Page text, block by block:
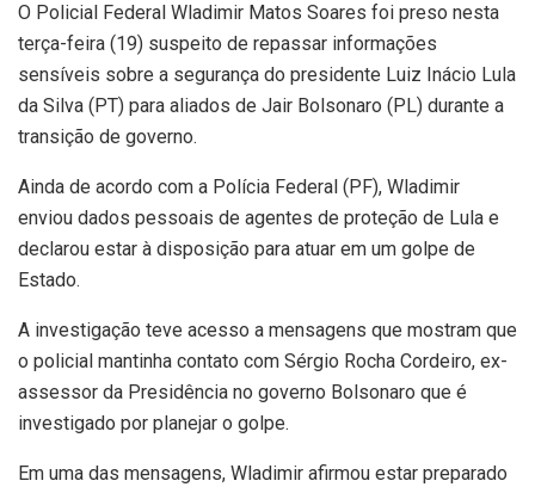
O Policial Federal Wladimir Matos Soares foi preso nesta
terça-feira (19) suspeito de repassar informações
sensíveis sobre a segurança do presidente Luiz Inácio Lula
da Silva (PT) para aliados de Jair Bolsonaro (PL) durante a
transição de governo.
Ainda de acordo com a Polícia Federal (PF), Wladimir
enviou dados pessoais de agentes de proteção de Lula e
declarou estar à disposição para atuar em um golpe de
Estado.
A investigação teve acesso a mensagens que mostram que
o policial mantinha contato com Sérgio Rocha Cordeiro, ex-
assessor da Presidência no governo Bolsonaro que é
investigado por planejar o golpe.
Em uma das mensagens, Wladimir afirmou estar preparado